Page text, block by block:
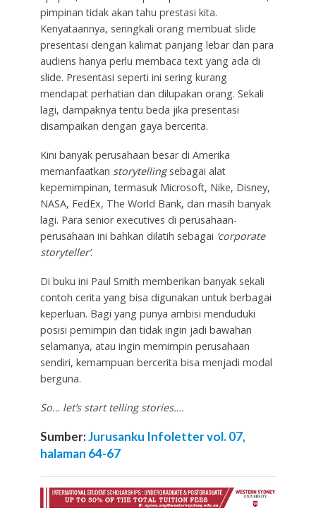
pimpinan tidak akan tahu prestasi kita.
Kenyataannya, seringkali orang membuat slide
presentasi dengan kalimat panjang lebar dan para
audiens hanya perlu membaca text yang ada di
slide. Presentasi seperti ini sering kurang
mendapat perhatian dan dilupakan orang. Sekali
lagi, dampaknya tentu beda jika presentasi
disampaikan dengan gaya bercerita.
Kini banyak perusahaan besar di Amerika
memanfaatkan storytellingsebagai alat
kepemimpinan, termasuk Microsoft, Nike, Disney,
NASA, FedEx, The World Bank, dan masih banyak
lagi. Para senior executives di perusahaan-
perusahaan ini bahkan dilatih sebagai ‘corporate
storyteller’.
Di buku ini Paul Smith memberikan banyak sekali
contoh cerita yang bisa digunakan untuk berbagai
keperluan. Bagi yang punya ambisi menduduki
posisi pemimpin dan tidak ingin jadi bawahan
selamanya, atau ingin memimpin perusahaan
sendiri, kemampuan bercerita bisa menjadi modal
berguna.
So… let’s start telling stories….
Sumber:Jurusanku Infoletter vol. 07,
halaman 64-67